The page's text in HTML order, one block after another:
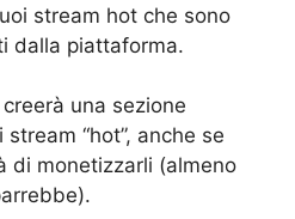
stream hot che sono
dalla piattaforma.
una sezione
“hot”, anche se
di monetizzarli (almeno